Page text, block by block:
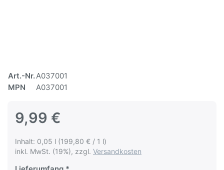
Art.-Nr.A037001
MPN
A037001
9,99 €
Inhalt: 0,05 l (199,80 € / 1 l)
inkl. MwSt. (19%), zzgl. Versandkosten